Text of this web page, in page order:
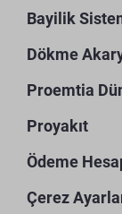
Bayilik
Dökme
Proemtia
Proyakıt
Ödeme
Çerez